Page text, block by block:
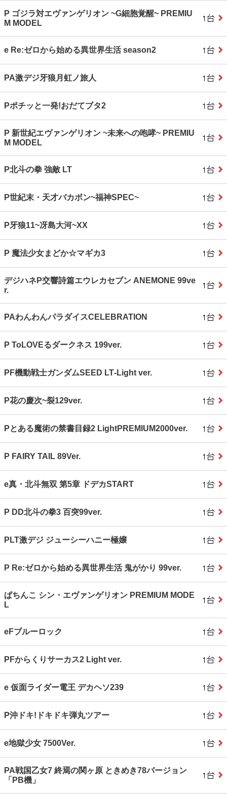
P ゴジラ対エヴァンゲリオン ~G細胞覚醒~ PREMIU
M MODEL
e Re:ゼロから始める異世界生活 season2
PA激デジ牙狼月虹ノ旅人
Pポチッと一発!おだてブタ2
P 新世紀エヴァンゲリオン ~未来への咆哮~ PREMIU
M MODEL
P北斗の拳 強敵 LT
P世紀末・天才バカボン~福神SPEC~
P牙狼11~冴島大河~XX
P 魔法少女まどか☆マギカ3
デジハネP交響詩篇エウレカセブン ANEMONE 99ve
r.
PAわんわんパラダイスCELEBRATION
P ToLOVEるダークネス 199ver.
PF機動戦士ガンダムSEED LT‐Light ver.
P花の慶次~裂129ver.
Pとある魔術の禁書目録2 LightPREMIUM2000ver.
P FAIRY TAIL 89Ver.
e真・北斗無双 第5章 ドデカSTART
P DD北斗の拳3 百突99ver.
PLT激デジ ジューシーハニー極嬢
P Re:ゼロから始める異世界生活 鬼がかり 99ver.
ぱちんこ シン・エヴァンゲリオン PREMIUM MODE
L
eFブルーロック
PFからくりサーカス2 Light ver.
e 仮面ライダー電王 デカヘソ239
P沖ドキ!ドキドキ弾丸ツアー
e地獄少女 7500Ver.
PA戦国乙女7 終焉の関ヶ原 ときめき78バージョン
「PB機」